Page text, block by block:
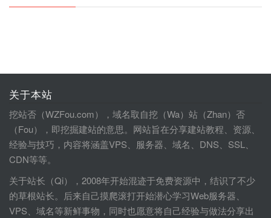
关于本站
挖站否（WZFou.com），域名取自挖（Wa）站（Zhan）否
（Fou），即挖掘建站的意思。网站旨在分享建站教程、资源、
经验与技巧，内容将涵盖VPS、服务器、域名、DNS、SSL、
CDN等等。
关于站长（Qi），2008年开始混迹于免费资源中，结识了不少
的草根站长。后来自己摸爬滚打开始潜心学习Web服务器、
VPS、域名等新鲜事物，同时也愿意将自己经验与做法分享出